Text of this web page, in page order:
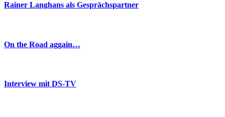
Rainer Langhans als Gesprächspartner
On the Road aggain…
Interview mit DS-TV